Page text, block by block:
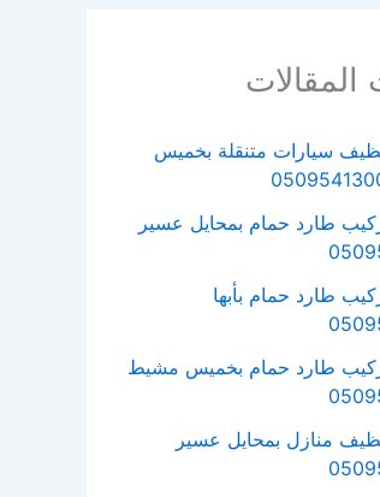
المقالات
سيارات متنقلة بخميس
طارد حمام بمحايل عسير
طارد حمام بأبها
طارد حمام بخميس مشيط
منازل بمحايل عسير